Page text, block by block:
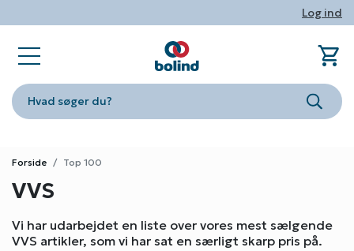
Log ind
Hvad søger du?
Søg
book_ribbon
store
Om
phonestar
person
Log
shopping_cart
Forside Top 100
VVS
Vi har udarbejdet en liste over vores mest sælgende
VVS artikler, som vi har sat en særligt skarp pris på.